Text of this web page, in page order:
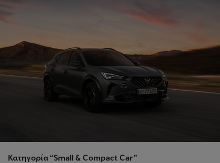
Κατηγορία “Small & Compact Car”